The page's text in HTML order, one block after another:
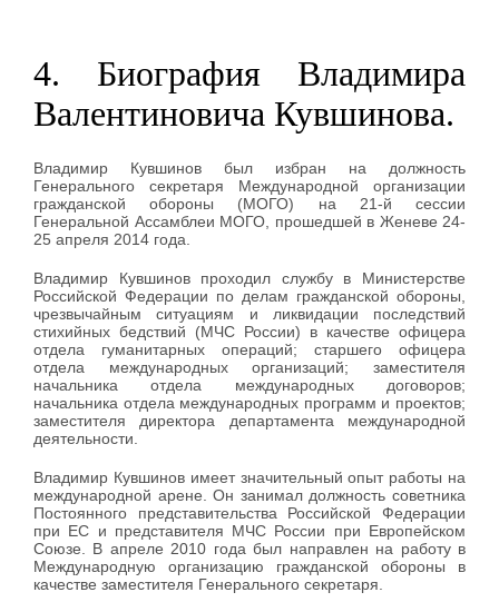
4. Биография Владимира
Валентиновича Кувшинова.
Владимир Кувшинов был избран на должность
Генерального секретаря Международной организации
гражданской обороны (МОГО) на 21-й сессии
Генеральной Ассамблеи МОГО, прошедшей в Женеве 24-
25 апреля 2014 года.
Владимир Кувшинов проходил службу в Министерстве
Российской Федерации по делам гражданской обороны,
чрезвычайным ситуациям и ликвидации последствий
стихийных бедствий (МЧС России) в качестве офицера
отдела гуманитарных операций; старшего офицера
отдела международных организаций; заместителя
начальника отдела международных договоров;
начальника отдела международных программ и проектов;
заместителя директора департамента международной
деятельности.
Владимир Кувшинов имеет значительный опыт работы на
международной арене. Он занимал должность советника
Постоянного представительства Российской Федерации
при ЕС и представителя МЧС России при Европейском
Союзе. В апреле 2010 года был направлен на работу в
Международную организацию гражданской обороны в
качестве заместителя Генерального секретаря.